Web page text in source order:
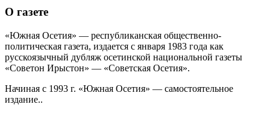
О газете
«Южная Осетия» — республиканская общественно-
политическая газета, издается с января 1983 года как
русскоязычный дубляж осетинской национальной газеты
«Советон Ирыстон» — «Советская Осетия».
Начиная с 1993 г. «Южная Осетия» — самостоятельное
издание..